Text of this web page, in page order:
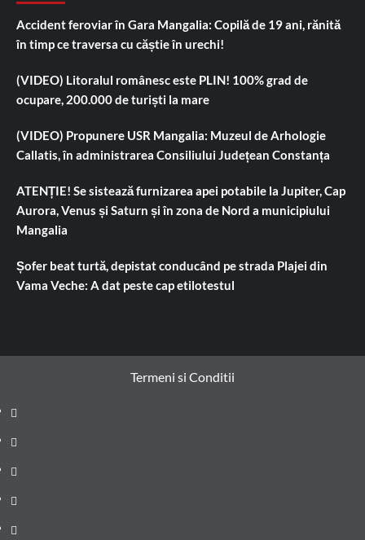
Accident feroviar în Gara Mangalia: Copilă de 19 ani, rănită
în timp ce traversa cu căștie în urechi!
(VIDEO) Litoralul românesc este PLIN! 100% grad de
ocupare, 200.000 de turiști la mare
(VIDEO) Propunere USR Mangalia: Muzeul de Arhologie
Callatis, în administrarea Consiliului Județean Constanța
ATENȚIE! Se sistează furnizarea apei potabile la Jupiter, Cap
Aurora, Venus și Saturn și în zona de Nord a municipiului
Mangalia
Șofer beat turtă, depistat conducând pe strada Plajei din
Vama Veche: A dat peste cap etilotestul
Termeni si Conditii
Prima
pagină
Știri
de
ultima
Administrație
locală
Actualitate
Justiție